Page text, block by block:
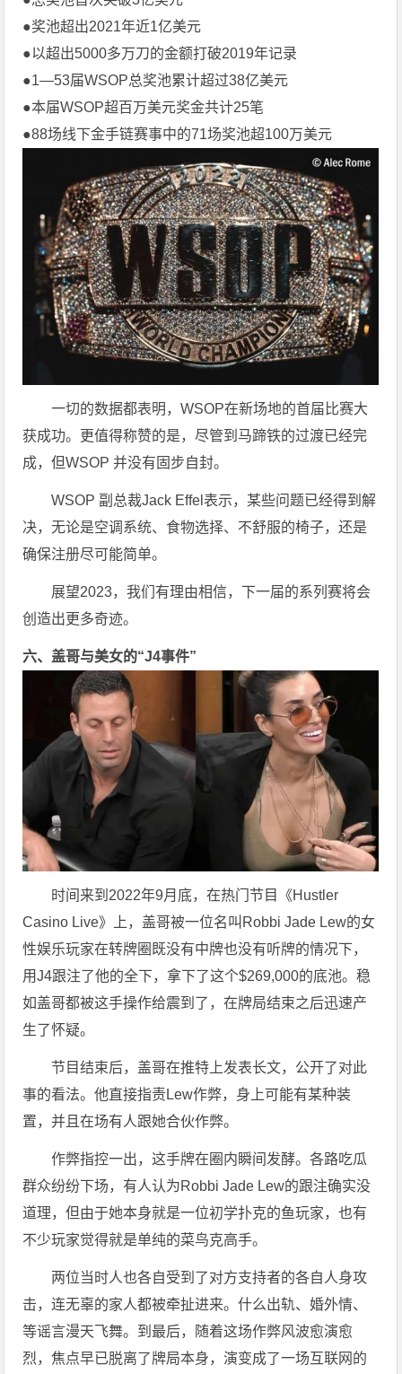
●奖池超出2021年近1亿美元
●以超出5000多万刀的金额打破2019年记录
●1—53届WSOP总奖池累计超过38亿美元
●本届WSOP超百万美元奖金共计25笔
●88场线下金手链赛事中的71场奖池超100万美元
一切的数据都表明，WSOP在新场地的首届比赛大
获成功。更值得称赞的是，尽管到马蹄铁的过渡已经完
成，但WSOP 并没有固步自封。
WSOP 副总裁Jack Effel表示，某些问题已经得到解
决，无论是空调系统、食物选择、不舒服的椅子，还是
确保注册尽可能简单。
展望2023，我们有理由相信，下一届的系列赛将会
创造出更多奇迹。
六、盖哥与美女的“J4事件”
时间来到2022年9月底，在热门节目《Hustler
Casino Live》上，盖哥被一位名叫Robbi Jade Lew的女
性娱乐玩家在转牌圈既没有中牌也没有听牌的情况下，
用J4跟注了他的全下，拿下了这个$269,000的底池。稳
如盖哥都被这手操作给震到了，在牌局结束之后迅速产
生了怀疑。
节目结束后，盖哥在推特上发表长文，公开了对此
事的看法。他直接指责Lew作弊，身上可能有某种装
置，并且在场有人跟她合伙作弊。
作弊指控一出，这手牌在圈内瞬间发酵。各路吃瓜
群众纷纷下场，有人认为Robbi Jade Lew的跟注确实没
道理，但由于她本身就是一位初学扑克的鱼玩家，也有
不少玩家觉得就是单纯的菜鸟克高手。
两位当时人也各自受到了对方支持者的各自人身攻
击，连无辜的家人都被牵扯进来。什么出轨、婚外情、
等谣言漫天飞舞。到最后，随着这场作弊风波愈演愈
烈，焦点早已脱离了牌局本身，演变成了一场互联网的